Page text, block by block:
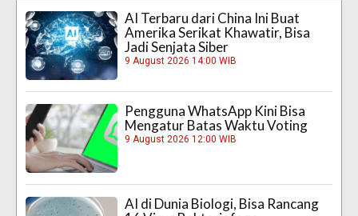
AI Terbaru dari China Ini Buat
Amerika Serikat Khawatir, Bisa
Jadi Senjata Siber
9 August 2026 14:00 WIB
Pengguna WhatsApp Kini Bisa
Mengatur Batas Waktu Voting
9 August 2026 12:00 WIB
AI di Dunia Biologi, Bisa Rancang